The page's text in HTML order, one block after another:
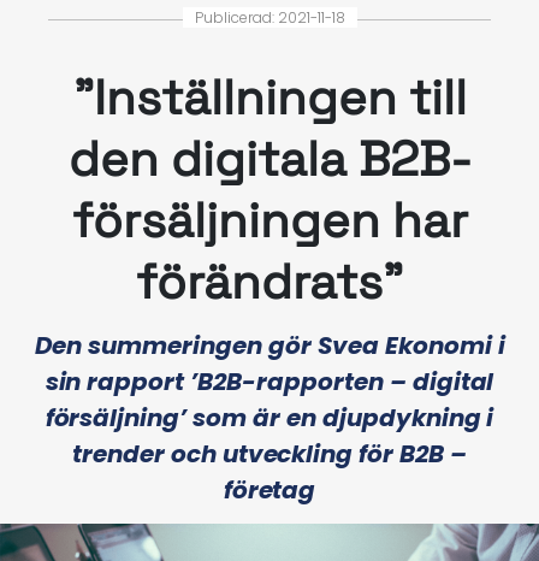
Publicerad: 2021-11-18
”Inställningen till
den digitala B2B-
försäljningen har
förändrats”
Den summeringen gör Svea Ekonomi i
sin rapport ’B2B-rapporten – digital
försäljning’ som är en djupdykning i
trender och utveckling för B2B –
företag